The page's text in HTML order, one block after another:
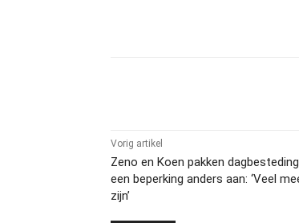
Vorig artikel
Zeno en Koen pakken
een beperking anders aan: ‘Veel
zijn’